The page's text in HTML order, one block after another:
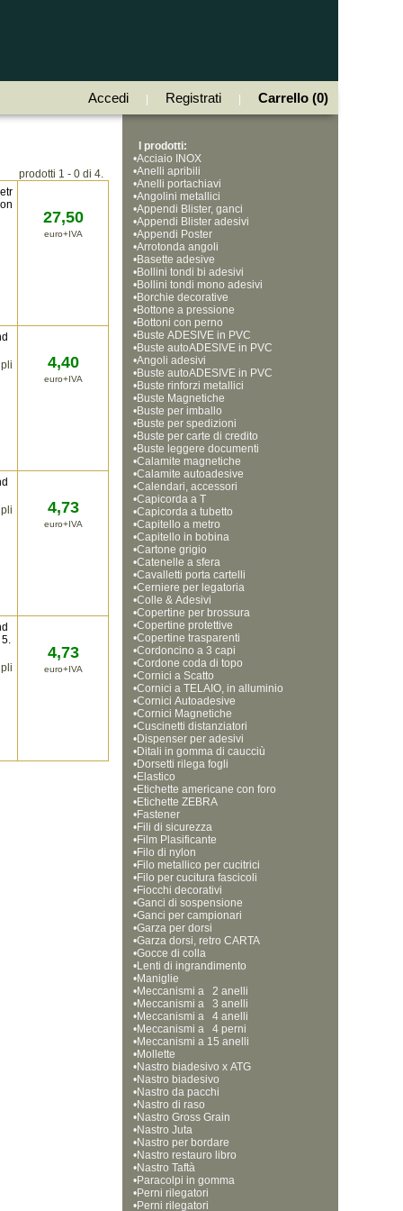
Accedi Registrati Carrello (0)
prodotti 1 - 0 di 4.
27,50
euro+IVA
4,40
euro+IVA
4,73
euro+IVA
4,73
euro+IVA
I prodotti:
•Acciaio INOX
•Anelli apribili
•Anelli portachiavi
•Angolini metallici
•Appendi Blister, ganci
•Appendi Blister adesivi
•Appendi Poster
•Arrotonda angoli
•Basette adesive
•Bollini tondi bi adesivi
•Bollini tondi mono adesivi
•Borchie decorative
•Bottone a pressione
•Bottoni con perno
•Buste ADESIVE in PVC
•Buste autoADESIVE in PVC
•Angoli adesivi
•Buste autoADESIVE in PVC
•Buste rinforzi metallici
•Buste Magnetiche
•Buste per imballo
•Buste per spedizioni
•Buste per carte di credito
•Buste leggere documenti
•Calamite magnetiche
•Calamite autoadesive
•Calendari, accessori
•Capicorda a T
•Capicorda a tubetto
•Capitello a metro
•Capitello in bobina
•Cartone grigio
•Catenelle a sfera
•Cavalletti porta cartelli
•Cerniere per legatoria
•Colle & Adesivi
•Copertine per brossura
•Copertine protettive
•Copertine trasparenti
•Cordoncino a 3 capi
•Cordone coda di topo
•Cornici a Scatto
•Cornici a TELAIO, in alluminio
•Cornici Autoadesive
•Cornici Magnetiche
•Cuscinetti distanziatori
•Dispenser per adesivi
•Ditali in gomma di caucciù
•Dorsetti rilega fogli
•Elastico
•Etichette americane con foro
•Etichette ZEBRA
•Fastener
•Fili di sicurezza
•Film Plasificante
•Filo di nylon
•Filo metallico per cucitrici
•Filo per cucitura fascicoli
•Fiocchi decorativi
•Ganci di sospensione
•Ganci per campionari
•Garza per dorsi
•Garza dorsi, retro CARTA
•Gocce di colla
•Lenti di ingrandimento
•Maniglie
•Meccanismi a   2 anelli
•Meccanismi a   3 anelli
•Meccanismi a   4 anelli
•Meccanismi a   4 perni
•Meccanismi a 15 anelli
•Mollette
•Nastro biadesivo x ATG
•Nastro biadesivo
•Nastro da pacchi
•Nastro di raso
•Nastro Gross Grain
•Nastro Juta
•Nastro per bordare
•Nastro restauro libro
•Nastro Taftà
•Paracolpi in gomma
•Perni rilegatori
•Perni rilegatori